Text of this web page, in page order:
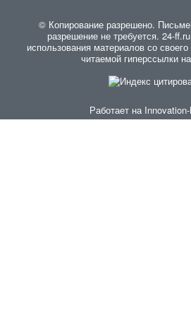
© Копирование разрешено.
разрешение не требуется. 24-
использования материалов со
читаемой гиперссылки
Работает на